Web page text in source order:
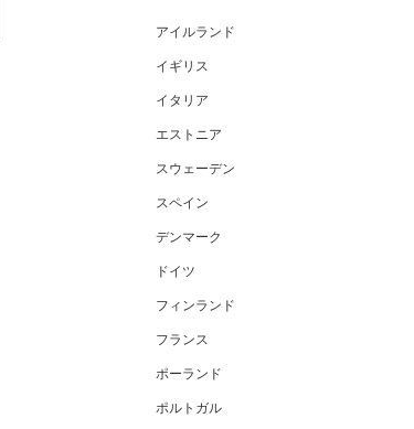
アイルランド
イギリス
イタリア
エストニア
スウェーデン
スペイン
デンマーク
ドイツ
フィンランド
フランス
ポーランド
ポルトガル